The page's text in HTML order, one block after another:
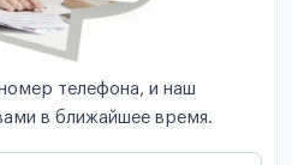
телефона, и наш
в ближайшее время.